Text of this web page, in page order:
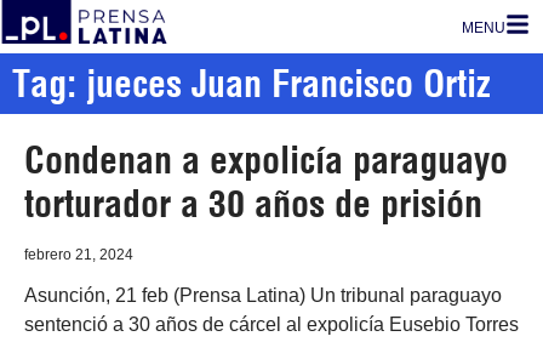
MENU
Tag: jueces Juan Francisco Ortiz
Condenan a expolicía paraguayo
torturador a 30 años de prisión
febrero 21, 2024
Asunción, 21 feb (Prensa Latina) Un tribunal paraguayo
sentenció a 30 años de cárcel al expolicía Eusebio Torres